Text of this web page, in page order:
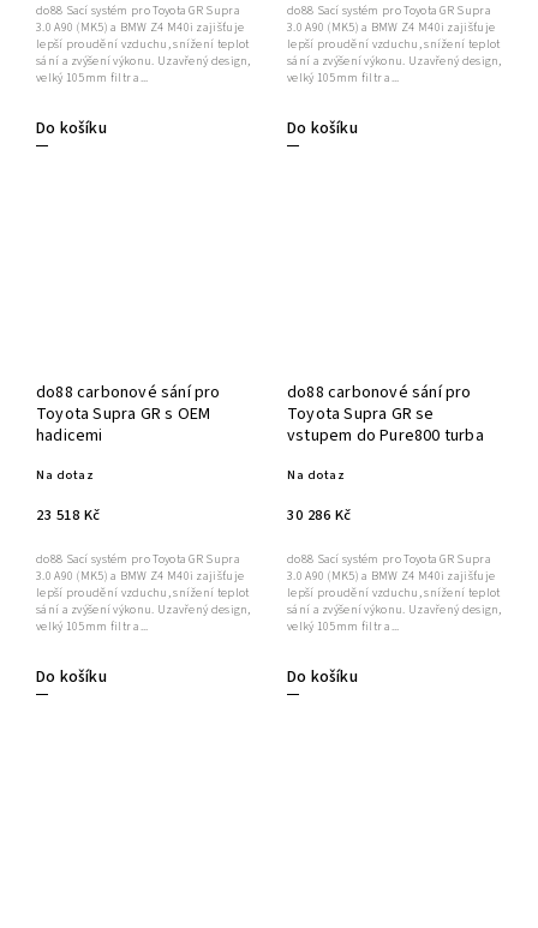
Do košíku
do88 Sací systém pro Toyota GR Supra
3.0 A90 (MK5) a BMW Z4 M40i zajišťuje
lepší proudění vzduchu, snížení teplot
sání a zvýšení výkonu. Uzavřený design,
velký 105mm filtr a...
Do košíku
do88 Sací systém pro Toyota GR Supra
3.0 A90 (MK5) a BMW Z4 M40i zajišťuje
lepší proudění vzduchu, snížení teplot
sání a zvýšení výkonu. Uzavřený design,
velký 105mm filtr a...
do88 carbonové sání pro
Toyota Supra GR s OEM
hadicemi
Na dotaz
23 518 Kč
Do košíku
do88 Sací systém pro Toyota GR Supra
3.0 A90 (MK5) a BMW Z4 M40i zajišťuje
lepší proudění vzduchu, snížení teplot
sání a zvýšení výkonu. Uzavřený design,
velký 105mm filtr a...
do88 carbonové sání pro
Toyota Supra GR se
vstupem do Pure800 turba
Na dotaz
30 286 Kč
Do košíku
do88 Sací systém pro Toyota GR Supra
3.0 A90 (MK5) a BMW Z4 M40i zajišťuje
lepší proudění vzduchu, snížení teplot
sání a zvýšení výkonu. Uzavřený design,
velký 105mm filtr a...